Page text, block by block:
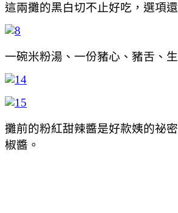
這兩攤的黑白切不止好吃，選項
一碗米粉湯、一份豬心、豬舌、
攤前的粉紅甜辣醬是好款姨的祕
椒醬。